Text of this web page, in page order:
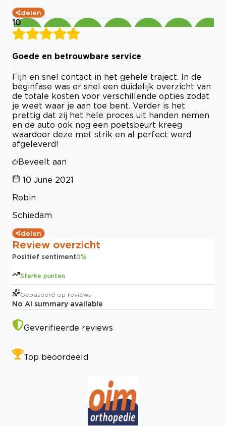
delen
10
Goede en betrouwbare service
Fijn en snel contact in het gehele traject. In de
beginfase was er snel een duidelijk overzicht van
de totale kosten voor verschillende opties zodat
je weet waar je aan toe bent. Verder is het
prettig dat zij het hele proces uit handen nemen
en de auto ook nog een poetsbeurt kreeg
waardoor deze met strik en al perfect werd
afgeleverd!
Beveelt aan
10 June 2021
Robin
Schiedam
delen
Review overzicht
Positief sentiment0%
Sterke punten
Gebaseerd op reviews
No AI summary available
Geverifieerde reviews
Top beoordeeld